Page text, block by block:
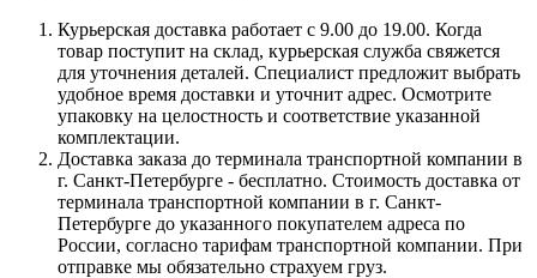
Курьерская доставка работает с 9.00 до 19.00. Когда
товар поступит на склад, курьерская служба свяжется
для уточнения деталей. Специалист предложит выбрать
удобное время доставки и уточнит адрес. Осмотрите
упаковку на целостность и соответствие указанной
комплектации.
Доставка заказа до терминала транспортной компании в
г. Санкт-Петербурге - бесплатно. Стоимость доставка от
терминала транспортной компании в г. Санкт-
Петербурге до указанного покупателем адреса по
России, согласно тарифам транспортной компании. При
отправке мы обязательно страхуем груз.